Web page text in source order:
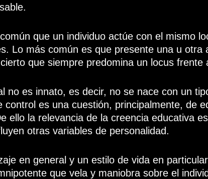
que un individuo actúe con el mismo
Lo más común es que presente una u otra
que siempre predomina un locus frente
no es innato, es decir, no se nace con un
control es una cuestión, principalmente, de
ello la relevancia de la creencia educativa
otras variables de personalidad.
en general y un estilo de vida en
que vela y maniobra sobre el